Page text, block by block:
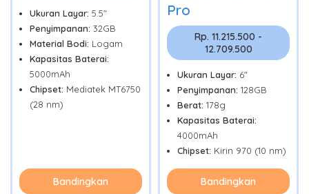
Ukuran Layar: 5.5"
Penyimpanan: 32GB
Material Bodi: Logam
Kapasitas Baterai:
5000mAh
Chipset: Mediatek MT6750
(28 nm)
Bandingkan
Pro
Rp. 11.215.500 -
12.709.500
Ukuran Layar: 6"
Penyimpanan: 128GB
Berat: 178g
Kapasitas Baterai:
4000mAh
Chipset: Kirin 970 (10 nm)
Bandingkan